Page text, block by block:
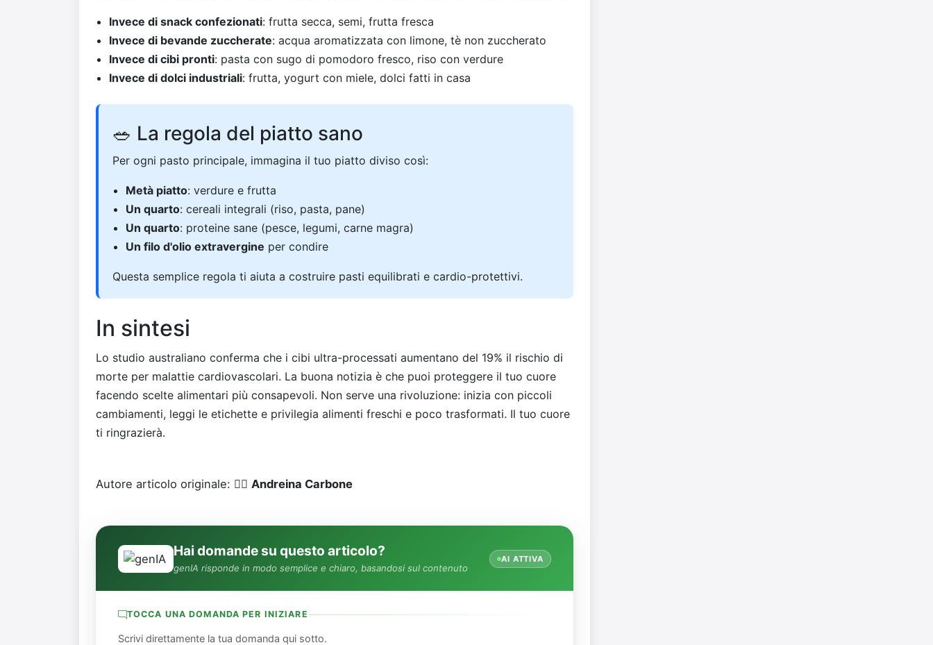
Invece di snack confezionati: frutta secca, semi, frutta fresca
Invece di bevande zuccherate: acqua aromatizzata con limone, tè non zuccherato
Invece di cibi pronti: pasta con sugo di pomodoro fresco, riso con verdure
Invece di dolci industriali: frutta, yogurt con miele, dolci fatti in casa
🥗 La regola del piatto sano
Per ogni pasto principale, immagina il tuo piatto diviso così:
Metà piatto: verdure e frutta
Un quarto: cereali integrali (riso, pasta, pane)
Un quarto: proteine sane (pesce, legumi, carne magra)
Un filo d'olio extravergine per condire
Questa semplice regola ti aiuta a costruire pasti equilibrati e cardio-protettivi.
In sintesi
Lo studio australiano conferma che i cibi ultra-processati aumentano del 19% il rischio di
morte per malattie cardiovascolari. La buona notizia è che puoi proteggere il tuo cuore
facendo scelte alimentari più consapevoli. Non serve una rivoluzione: inizia con piccoli
cambiamenti, leggi le etichette e privilegia alimenti freschi e poco trasformati. Il tuo cuore
ti ringrazierà.
Autore articolo originale: 👨‍⚕️ Andreina Carbone
Hai domande su questo articolo?
genIA risponde in modo semplice e chiaro, basandosi sul contenuto
AI ATTIVA
TOCCA UNA DOMANDA PER INIZIARE
Scrivi direttamente la tua domanda qui sotto.